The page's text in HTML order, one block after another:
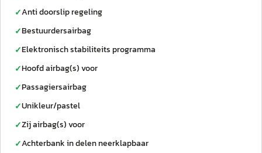
✓Anti doorslip regeling
✓Bestuurdersairbag
✓Elektronisch stabiliteits programma
✓Hoofd airbag(s) voor
✓Passagiersairbag
✓Unikleur/pastel
✓Zij airbag(s) voor
✓Achterbank in delen neerklapbaar